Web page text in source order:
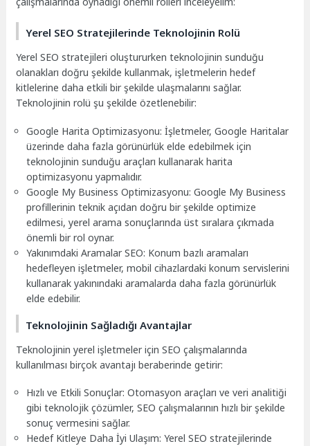
Yerel SEO Stratejilerinde Teknolojinin Rolü
Yerel SEO stratejileri oluştururken teknolojinin sunduğu
olanakları doğru şekilde kullanmak, işletmelerin hedef
kitlelerine daha etkili bir şekilde ulaşmalarını sağlar.
Teknolojinin rolü şu şekilde özetlenebilir:
Google Harita Optimizasyonu: İşletmeler, Google Haritalar
üzerinde daha fazla görünürlük elde edebilmek için
teknolojinin sunduğu araçları kullanarak harita
optimizasyonu yapmalıdır.
Google My Business Optimizasyonu: Google My Business
profillerinin teknik açıdan doğru bir şekilde optimize
edilmesi, yerel arama sonuçlarında üst sıralara çıkmada
önemli bir rol oynar.
Yakınımdaki Aramalar SEO: Konum bazlı aramaları
hedefleyen işletmeler, mobil cihazlardaki konum servislerini
kullanarak yakınındaki aramalarda daha fazla görünürlük
elde edebilir.
Teknolojinin Sağladığı Avantajlar
Teknolojinin yerel işletmeler için SEO çalışmalarında
kullanılması birçok avantajı beraberinde getirir:
Hızlı ve Etkili Sonuçlar: Otomasyon araçları ve veri analitiği
gibi teknolojik çözümler, SEO çalışmalarının hızlı bir şekilde
sonuç vermesini sağlar.
Hedef Kitleye Daha İyi Ulaşım: Yerel SEO stratejilerinde